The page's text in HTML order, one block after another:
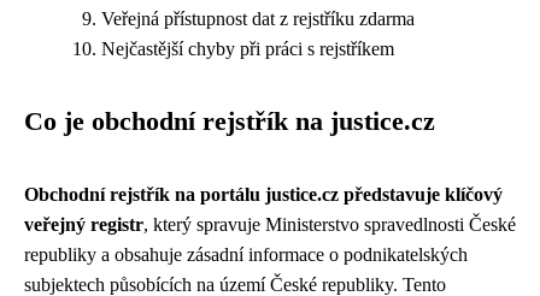
Veřejná přístupnost dat z rejstříku zdarma
Nejčastější chyby při práci s rejstříkem
Co je obchodní rejstřík na justice.cz
Obchodní rejstřík na portálu justice.cz představuje klíčový
veřejný registr, který spravuje Ministerstvo spravedlnosti České
republiky a obsahuje zásadní informace o podnikatelských
subjektech působících na území České republiky. Tento